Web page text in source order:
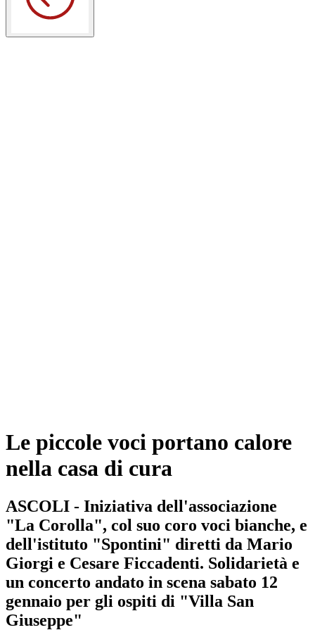
Le piccole voci portano calore
nella casa di cura
ASCOLI - Iniziativa dell'associazione
"La Corolla", col suo coro voci bianche, e
dell'istituto "Spontini" diretti da Mario
Giorgi e Cesare Ficcadenti. Solidarietà e
un concerto andato in scena sabato 12
gennaio per gli ospiti di "Villa San
Giuseppe"